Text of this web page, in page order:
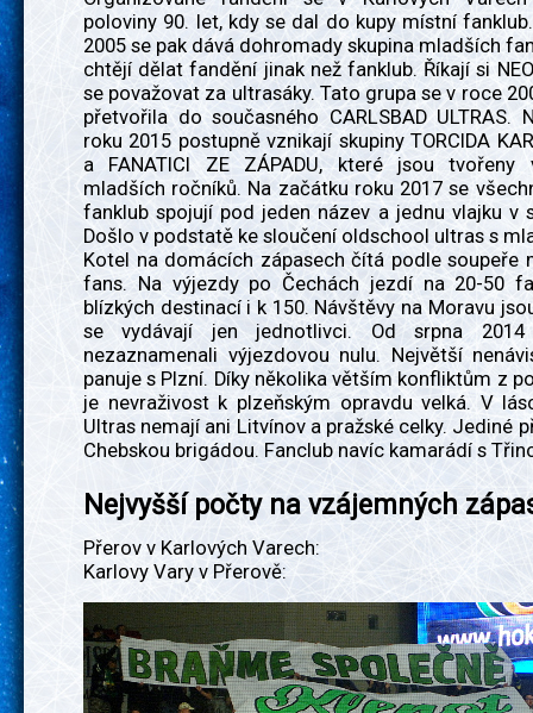
poloviny 90. let, kdy se dal do kupy místní
2005 se pak dává dohromady skupina mladších
chtějí dělat fandění jinak než fanklub. Říkají si
se považovat za ultrasáky. Tato grupa se v roce
přetvořila do současného CARLSBAD ULTRAS.
roku 2015 postupně vznikají skupiny TORCIDA
a FANATICI ZE ZÁPADU, které jsou tvořeny
mladších ročníků. Na začátku roku 2017 se
fanklub spojují pod jeden název a jednu vlajku v
Došlo v podstatě ke sloučení oldschool ultras s
Kotel na domácích zápasech čítá podle soupeře
fans. Na výjezdy po Čechách jezdí na 20-50
blízkých destinací i k 150. Návštěvy na Moravu
se vydávají jen jednotlivci. Od srpna 2014
nezaznamenali výjezdovou nulu. Největší
panuje s Plzní. Díky několika větším konfliktům z
je nevraživost k plzeňským opravdu velká. V
Ultras nemají ani Litvínov a pražské celky. Jediné
Chebskou brigádou. Fanclub navíc kamarádí s
Nejvyšší počty na vzájemných
Přerov v Karlových Varech:
Karlovy Vary v Přerově: